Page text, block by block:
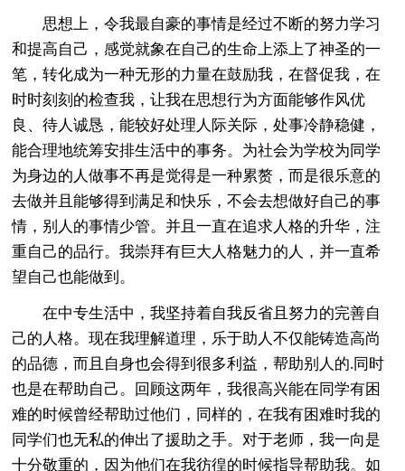
思想上，令我最自豪的事情是经过不断的努力学习
和提高自己，感觉就象在自己的生命上添上了神圣的一
笔，转化成为一种无形的力量在鼓励我，在督促我，在
时时刻刻的检查我，让我在思想行为方面能够作风优
良、待人诚恳，能较好处理人际关际，处事冷静稳健，
能合理地统筹安排生活中的事务。为社会为学校为同学
为身边的人做事不再是觉得是一种累赘，而是很乐意的
去做并且能够得到满足和快乐，不会去想做好自己的事
情，别人的事情少管。并且一直在追求人格的升华，注
重自己的品行。我崇拜有巨大人格魅力的人，并一直希
望自己也能做到。
在中专生活中，我坚持着自我反省且努力的完善自
己的人格。现在我理解道理，乐于助人不仅能铸造高尚
的品德，而且自身也会得到很多利益，帮助别人的.同时
也是在帮助自己。回顾这两年，我很高兴能在同学有困
难的时候曾经帮助过他们，同样的，在我有困难时我的
同学们也无私的伸出了援助之手。对于老师，我一向是
十分敬重的，因为他们在我彷徨的时候指导帮助我。如